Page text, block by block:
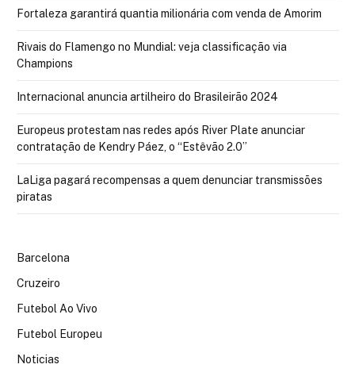
Fortaleza garantirá quantia milionária com venda de Amorim
Rivais do Flamengo no Mundial: veja classificação via
Champions
Internacional anuncia artilheiro do Brasileirão 2024
Europeus protestam nas redes após River Plate anunciar
contratação de Kendry Páez, o “Estêvão 2.0”
LaLiga pagará recompensas a quem denunciar transmissões
piratas
Barcelona
Cruzeiro
Futebol Ao Vivo
Futebol Europeu
Noticias